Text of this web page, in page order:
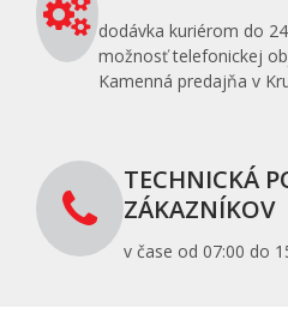
dodávka kuriérom do
možnosť telefonickej
Kamenná predajňa v
TECHNICKÁ
ZÁKAZNÍKOV
v čase od 07:00 do